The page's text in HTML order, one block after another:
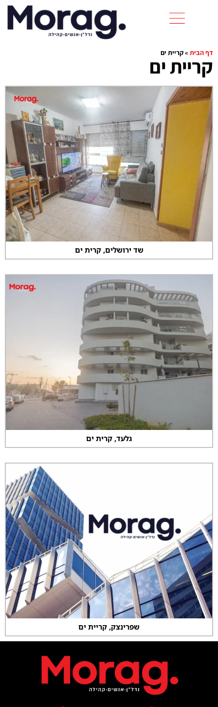
דף הבית »קריית ים
קריית ים
שד ירושלים, קרית ים
גלעד, קרית ים
שפרינצק, קריית ים